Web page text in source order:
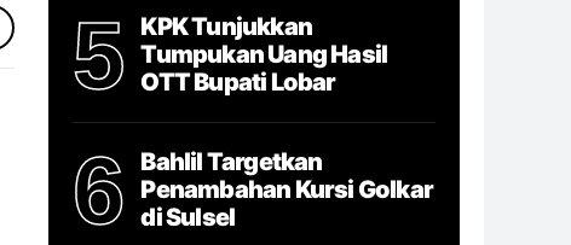
5
KPK Tunjukkan
Tumpukan Uang Hasil
OTT Bupati Lobar
6
Bahlil Targetkan
Penambahan Kursi Golkar
di Sulsel